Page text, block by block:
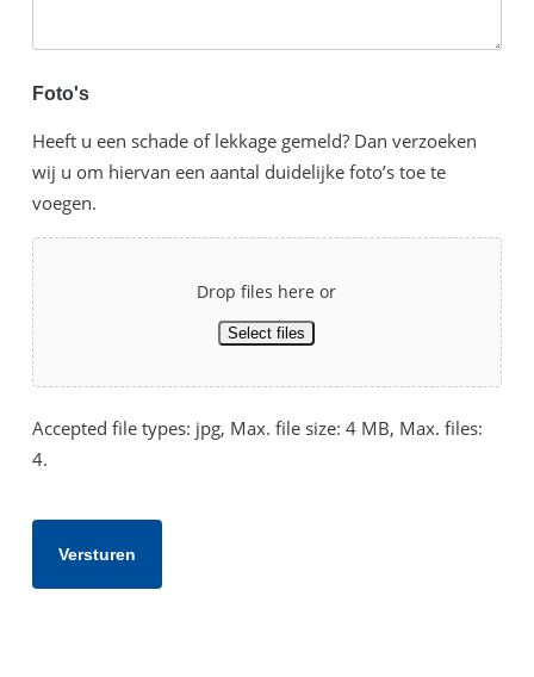
Foto's
Heeft u een schade of lekkage gemeld? Dan verzoeken
wij u om hiervan een aantal duidelijke foto’s toe te
voegen.
Drop files here or
Select files
Accepted file types: jpg, Max. file size: 4 MB, Max. files:
4.